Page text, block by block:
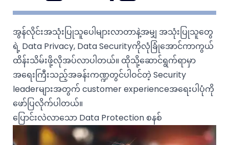
အွန်လိုင်းအသုံးပြုသူပေါများလာတာနဲ့အမျှ အသုံးပြုသူတွေ
ရဲ့ Data Privacy, Data Securityကိုလုံခြုံအောင်ကာကွယ်
ထိန်းသိမ်းဖို့လိုအပ်လာပါတယ်။ ထိုသို့ဆောင်ရွက်ရာမှာ
အရေးကြီးသည့်အခန်းကဏ္ဍတွင်ပါဝင်တဲ့ Security
leaderများအတွက် customer experienceအရေးပါပုံကို
ဖော်ပြလိုက်ပါတယ်။
ပြောင်းလဲလာသော Data Protection စနစ်